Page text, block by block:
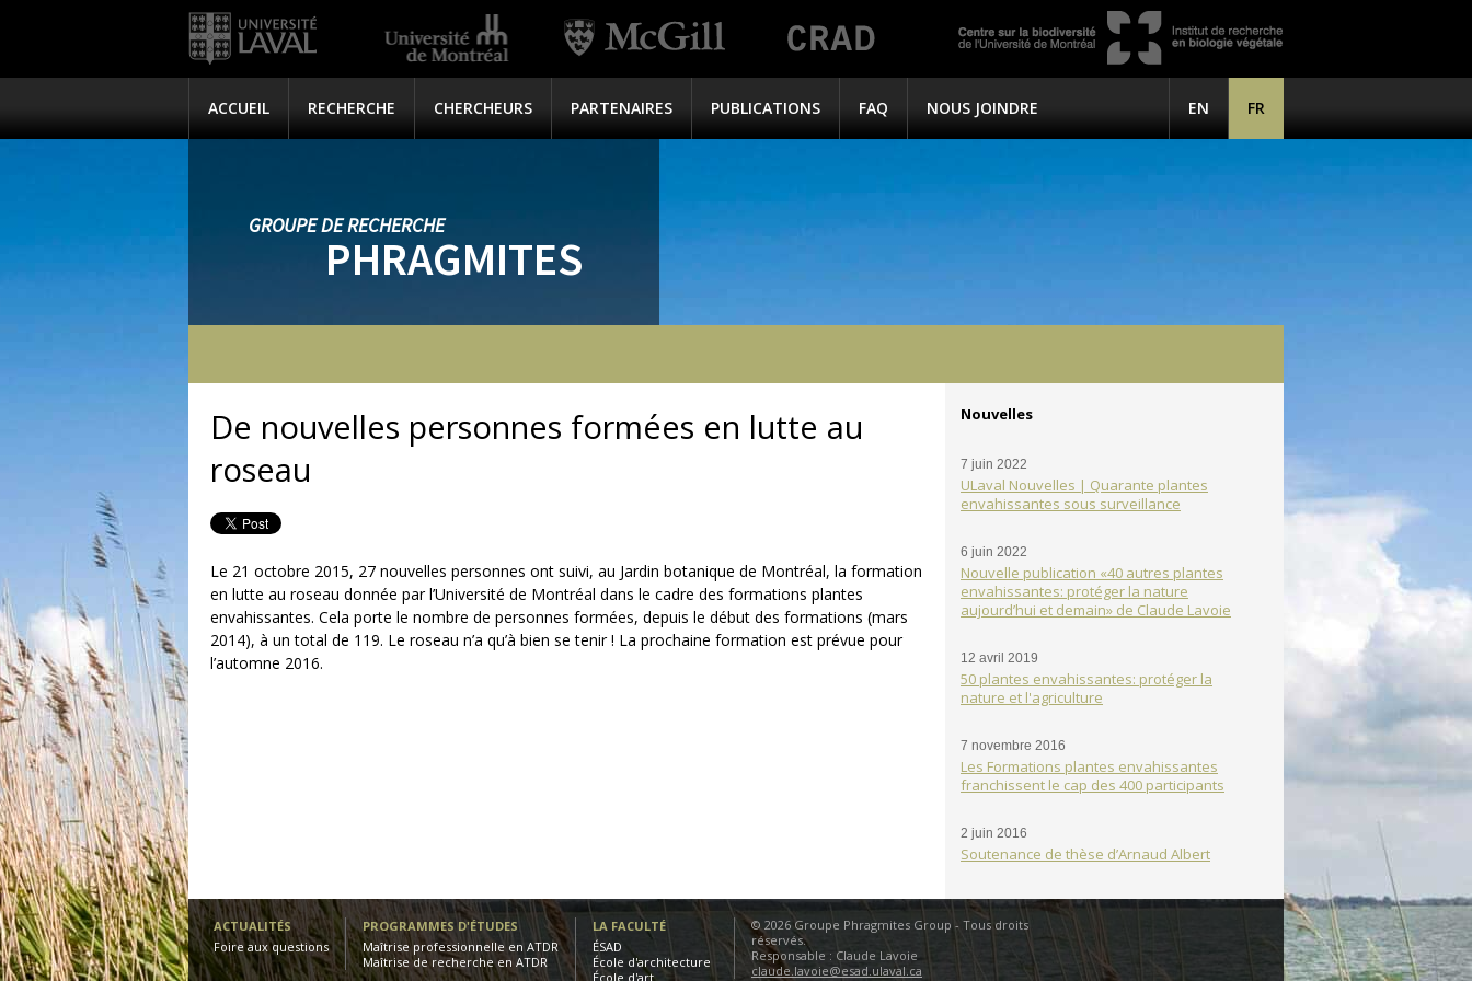
ACCUEIL RECHERCHE CHERCHEURS PARTENAIRES PUBLICATIONS FAQ NOUS JOINDRE FR
EN
GROUPE DE RECHERCHE
PHRAGMITES
De nouvelles personnes formées en lutte au
roseau
Le 21 octobre 2015, 27 nouvelles personnes ont suivi, au Jardin botanique de Montréal, la formation
en lutte au roseau donnée par l’Université de Montréal dans le cadre des formations plantes
envahissantes. Cela porte le nombre de personnes formées, depuis le début des formations (mars
2014), à un total de 119. Le roseau n’a qu’à bien se tenir ! La prochaine formation est prévue pour
l’automne 2016.
Nouvelles
7 juin 2022
ULaval Nouvelles | Quarante plantes
envahissantes sous surveillance
6 juin 2022
Nouvelle publication «40 autres plantes
envahissantes: protéger la nature
aujourd’hui et demain» de Claude Lavoie
12 avril 2019
50 plantes envahissantes: protéger la
nature et l'agriculture
7 novembre 2016
Les Formations plantes envahissantes
franchissent le cap des 400 participants
2 juin 2016
Soutenance de thèse d’Arnaud Albert
ACTUALITÉS
Foire aux questions
PROGRAMMES D'ÉTUDES
Maîtrise professionnelle en ATDR
Maîtrise de recherche en ATDR
LA FACULTÉ
ÉSAD
École d'architecture
École d'art
© 2026 Groupe Phragmites Group - Tous droits
réservés.
Responsable : Claude Lavoie
claude.lavoie@esad.ulaval.ca